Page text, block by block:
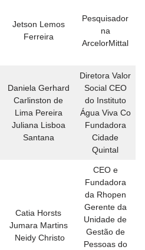
Jetson Lemos
Ferreira
Pesquisador
na
ArcelorMittal
Daniela Gerhard
Carlinston de
Lima Pereira
Juliana Lisboa
Santana
Diretora Valor
Social CEO
do Instituto
Água Viva Co
Fundadora
Cidade
Quintal
Catia Horsts
Jumara Martins
Neidy Christo
CEO e
Fundadora
da Rhopen
Gerente da
Unidade de
Gestão de
Pessoas do